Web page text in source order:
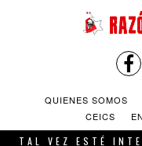
QUIENES SOMOS
CEICS
TAL VEZ ESTÉ